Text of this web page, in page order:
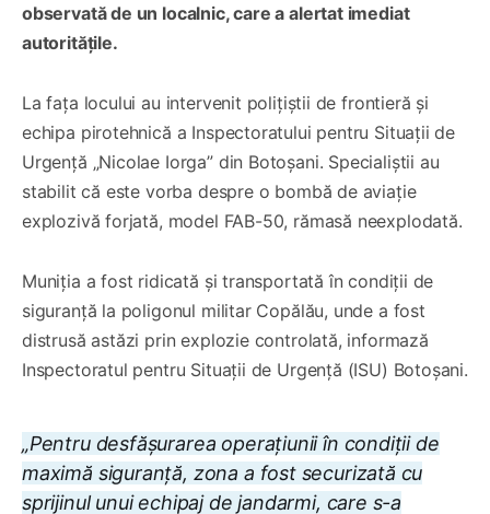
observată de un localnic, care a alertat imediat
autoritățile.
La fața locului au intervenit polițiștii de frontieră și
echipa pirotehnică a Inspectoratului pentru Situații de
Urgență „Nicolae Iorga” din Botoșani. Specialiștii au
stabilit că este vorba despre o bombă de aviație
explozivă forjată, model FAB-50, rămasă neexplodată.
Muniția a fost ridicată și transportată în condiții de
siguranță la poligonul militar Copălău, unde a fost
distrusă astăzi prin explozie controlată, informază
Inspectoratul pentru Situații de Urgență (ISU) Botoșani.
„Pentru desfășurarea operațiunii în condiții de
maximă siguranță, zona a fost securizată cu
sprijinul unui echipaj de jandarmi, care s-a